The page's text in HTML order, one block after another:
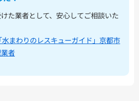
た業者として、安心してご相談いた
まわりのレスキューガイド」京都市
者